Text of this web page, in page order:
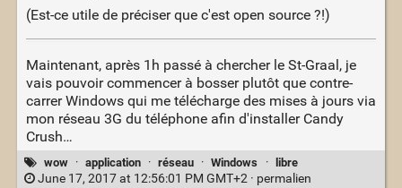
(Est-ce utile de préciser que c'est open source ?!)
Maintenant, après 1h passé à chercher le St-Graal, je
vais pouvoir commencer à bosser plutôt que contre-
carrer Windows qui me télécharge des mises à jours via
mon réseau 3G du téléphone afin d'installer Candy
Crush…
wow · application · réseau · Windows · libre
June 17, 2017 at 12:56:01 PM GMT+2 · permalien